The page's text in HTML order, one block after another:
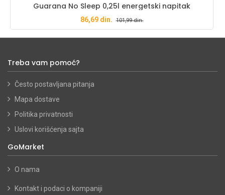
Guarana No Sleep 0,25l energetski napitak
86,69din. 101,99din.
Treba vam pomoć?
Često postavljana pitanja
Mapa dostave
Politika privatnosti
Uslovi korišćenja sajta
GoMarket
O nama
Kontakt i podaci o kompaniji